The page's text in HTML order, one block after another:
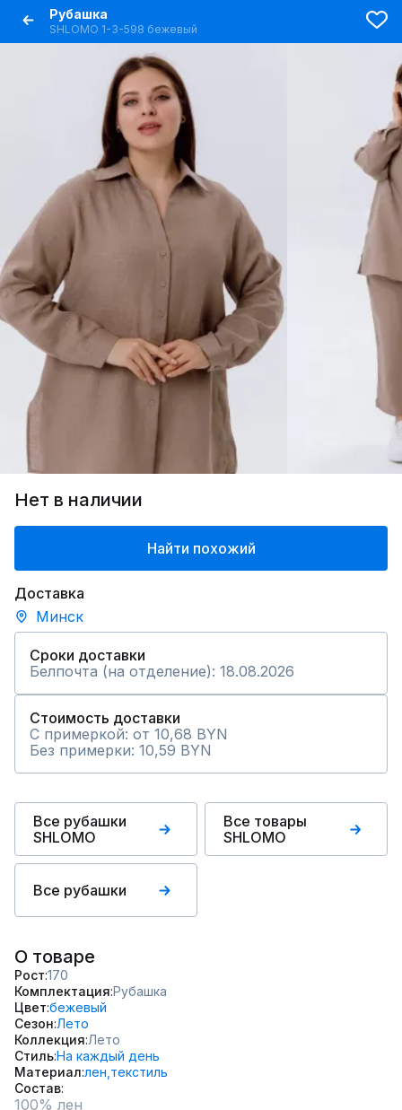
Рубашка
SHLOMO 1-3-598 бежевый
Нет в наличии
Найти похожий
Доставка
Минск
Сроки доставки
Белпочта (на отделение): 18.08.2026
Стоимость доставки
С примеркой: от 10,68 BYN
Без примерки: 10,59 BYN
Все рубашки
SHLOMO
Все товары
SHLOMO
Все рубашки
О товаре
Рост 170
Комплектация Рубашка
Цвет бежевый
Сезон Лето
Коллекция Лето
СтильНа каждый день
Материал лен, текстиль
Состав
100% лен